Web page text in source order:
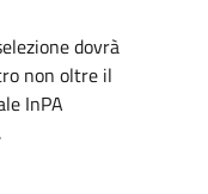
dovrà
non oltre il
InPA
.